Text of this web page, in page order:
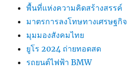
พื้นที่แห่งความคิดสร้างสรรค์
มาตรการลงโทษทางเศรษฐกิจ
มุมมองสังคมไทย
ยูโร 2024 ถ่ายทอดสด
รถยนต์ไฟฟ้า BMW